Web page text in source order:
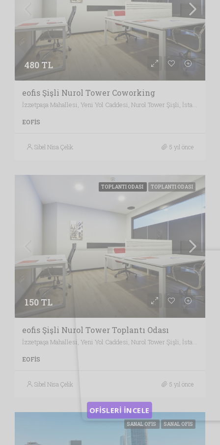
480 TL
eofis Şişli Nurol Tower Coworking
İzzetpaşa Mahallesi, Yeni Yol Caddesi, Nurol Tower Şişli, İstanbul / Türkiye , Vergi Dairesi: KAĞITHANE VERGİ DAİRESİ, İstanbul
EOFIS
Sibel Nisa Çelik 5 yıl önce
TOPLANTI ODASI TOPLANTI ODASI
150 TL
eofis Şişli Nurol Tower Toplantı Odası
İzzetpaşa Mahallesi, Yeni Yol Caddesi, Nurol Tower Şişli, İstanbul / Türkiye , Vergi Dairesi: KAĞITHANE VERGİ DAİRESİ, İstanbul
EOFIS
Sibel Nisa Çelik 5 yıl önce
SANAL OFIS SANAL OFIS
OFİSLERİ İNCELE